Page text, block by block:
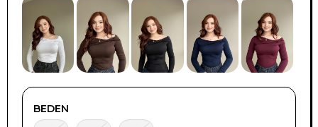
BEDEN